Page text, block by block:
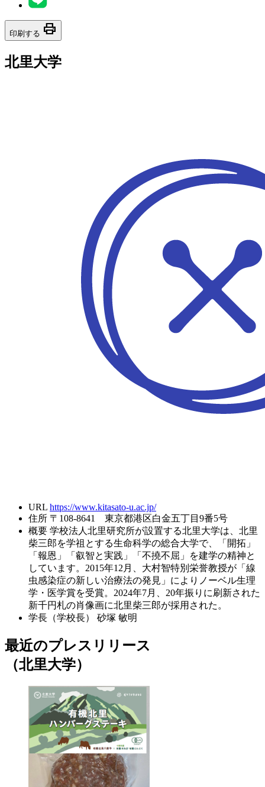
印刷する print
北里大学
URL https://www.kitasato-u.ac.jp/
住所 〒108-8641 東京都港区白金五丁目9番5号
概要 学校法人北里研究所が設置する北里大学は、北里
柴三郎を学祖とする生命科学の総合大学で、「開拓」
「報恩」「叡智と実践」「不撓不屈」を建学の精神と
しています。2015年12月、大村智特別栄誉教授が「線
虫感染症の新しい治療法の発見」によりノーベル生理
学・医学賞を受賞。2024年7月、20年振りに刷新された
新千円札の肖像画に北里柴三郎が採用された。
学長（学校長）
砂塚 敏明
最近のプレスリリース
（北里大学）